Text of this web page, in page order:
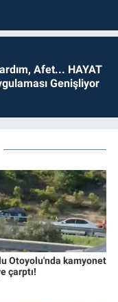
Afet... HAYAT
Genişliyor
Otoyolu'nda kamyonet
çarptı!